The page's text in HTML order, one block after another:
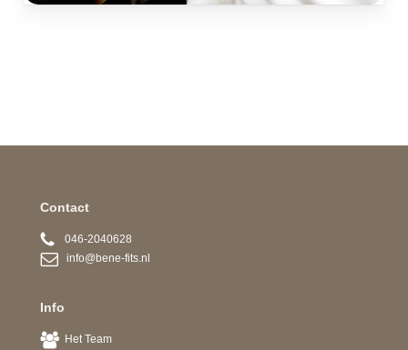
Contact
046-2040628
info@bene-fits.nl
Info
Het Team